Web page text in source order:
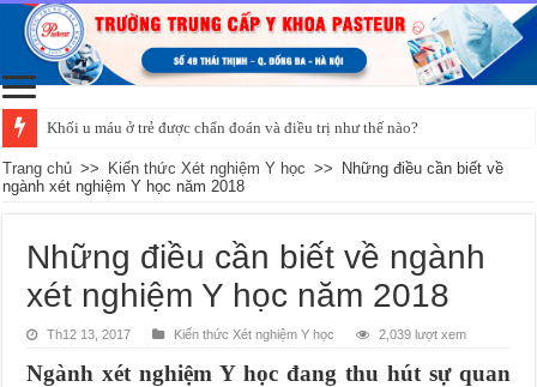
Khối u máu ở trẻ được chẩn đoán và điều trị như thế nào?
Trang chủ >> Kiến thức Xét nghiệm Y học >> Những điều cần biết về
ngành xét nghiệm Y học năm 2018
Những điều cần biết về ngành
xét nghiệm Y học năm 2018
Th12 13, 2017 Kiến thức Xét nghiệm Y học 2,039 lượt xem
Ngành xét nghiệm Y học đang thu hút sự quan